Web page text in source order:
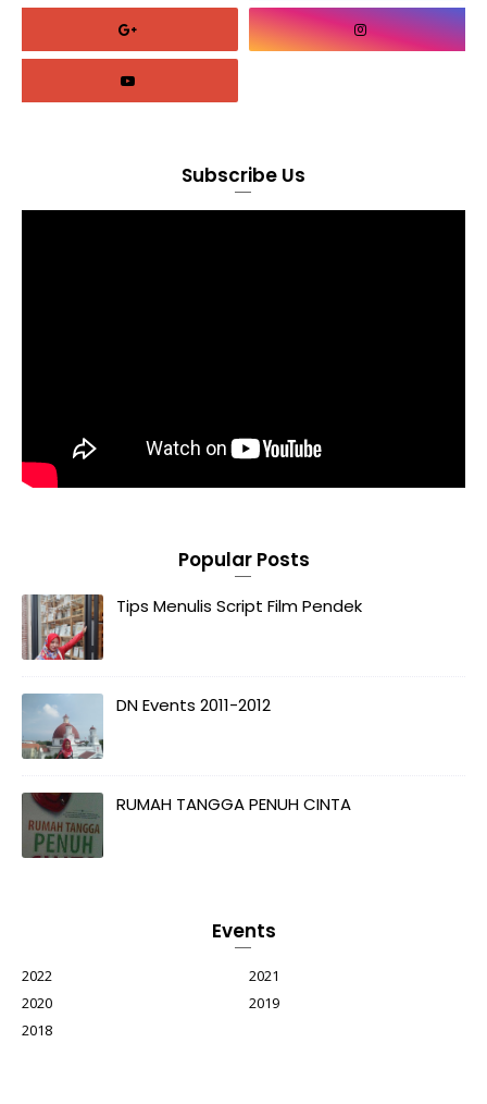
Subscribe Us
Popular Posts
Tips Menulis Script Film Pendek
DN Events 2011-2012
RUMAH TANGGA PENUH CINTA
Events
2022
2021
2020
2019
2018